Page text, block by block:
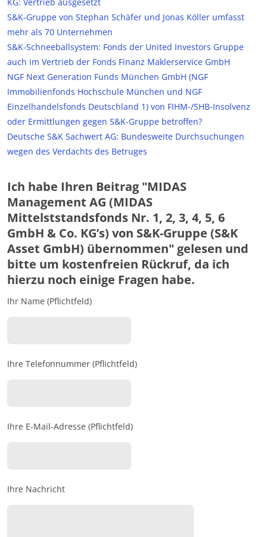
KG: Vertrieb ausgesetzt
S&K-Gruppe von Stephan Schäfer und Jonas Köller umfasst
mehr als 70 Unternehmen
S&K-Schneeballsystem: Fonds der United Investors Gruppe
auch im Vertrieb der Fonds Finanz Maklerservice GmbH
NGF Next Generation Funds München GmbH (NGF
Immobilienfonds Hochschule München und NGF
Einzelhandelsfonds Deutschland 1) von FIHM-/SHB-Insolvenz
oder Ermittlungen gegen S&K-Gruppe betroffen?
Deutsche S&K Sachwert AG: Bundesweite Durchsuchungen
wegen des Verdachts des Betruges
Ich habe Ihren Beitrag "MIDAS
Management AG (MIDAS
Mittelststandsfonds Nr. 1, 2, 3, 4, 5, 6
GmbH & Co. KG’s) von S&K-Gruppe (S&K
Asset GmbH) übernommen" gelesen und
bitte um kostenfreien Rückruf, da ich
hierzu noch einige Fragen habe.
Ihr Name (Pflichtfeld)
Ihre Telefonnummer (Pflichtfeld)
Ihre E-Mail-Adresse (Pflichtfeld)
Ihre Nachricht